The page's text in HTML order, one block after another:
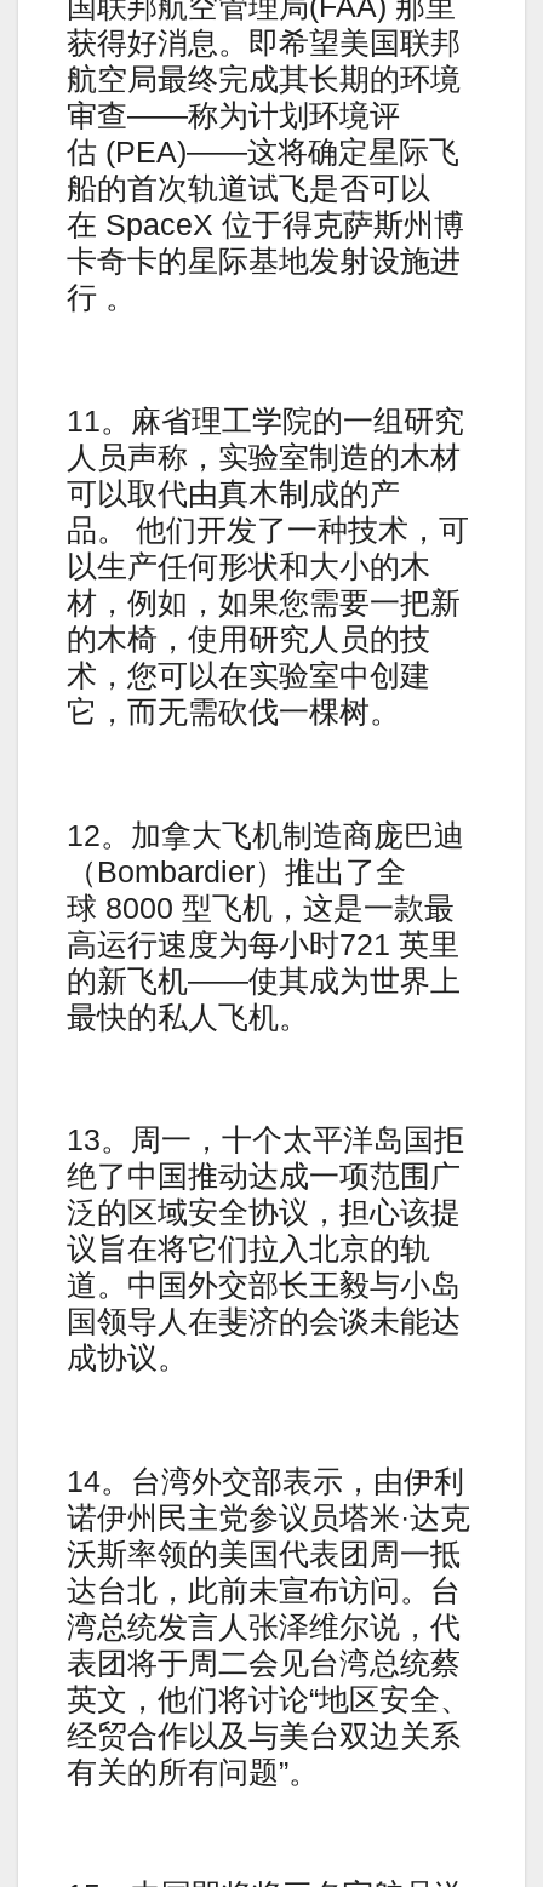
获得好消息。即希望美国联邦
航空局最终完成其长期的环境
审查——称为计划环境评
估 (PEA)——这将确定星际飞
船的首次轨道试飞是否可以
在 SpaceX 位于得克萨斯州博
卡奇卡的星际基地发射设施进
行 。
11。麻省理工学院的一组研究
人员声称，实验室制造的木材
可以取代由真木制成的产
品。 他们开发了一种技术，可
以生产任何形状和大小的木
材，例如，如果您需要一把新
的木椅，使用研究人员的技
术，您可以在实验室中创建
它，而无需砍伐一棵树。
12。加拿大飞机制造商庞巴迪
（Bombardier）推出了全
球 8000 型飞机，这是一款最
高运行速度为每小时721 英里
的新飞机——使其成为世界上
最快的私人飞机。
13。周一，十个太平洋岛国拒
绝了中国推动达成一项范围广
泛的区域安全协议，担心该提
议旨在将它们拉入北京的轨
道。中国外交部长王毅与小岛
国领导人在斐济的会谈未能达
成协议。
14。台湾外交部表示，由伊利
诺伊州民主党参议员塔米·达克
沃斯率领的美国代表团周一抵
达台北，此前未宣布访问。台
湾总统发言人张泽维尔说，代
表团将于周二会见台湾总统蔡
英文，他们将讨论“地区安全、
经贸合作以及与美台双边关系
有关的所有问题”。